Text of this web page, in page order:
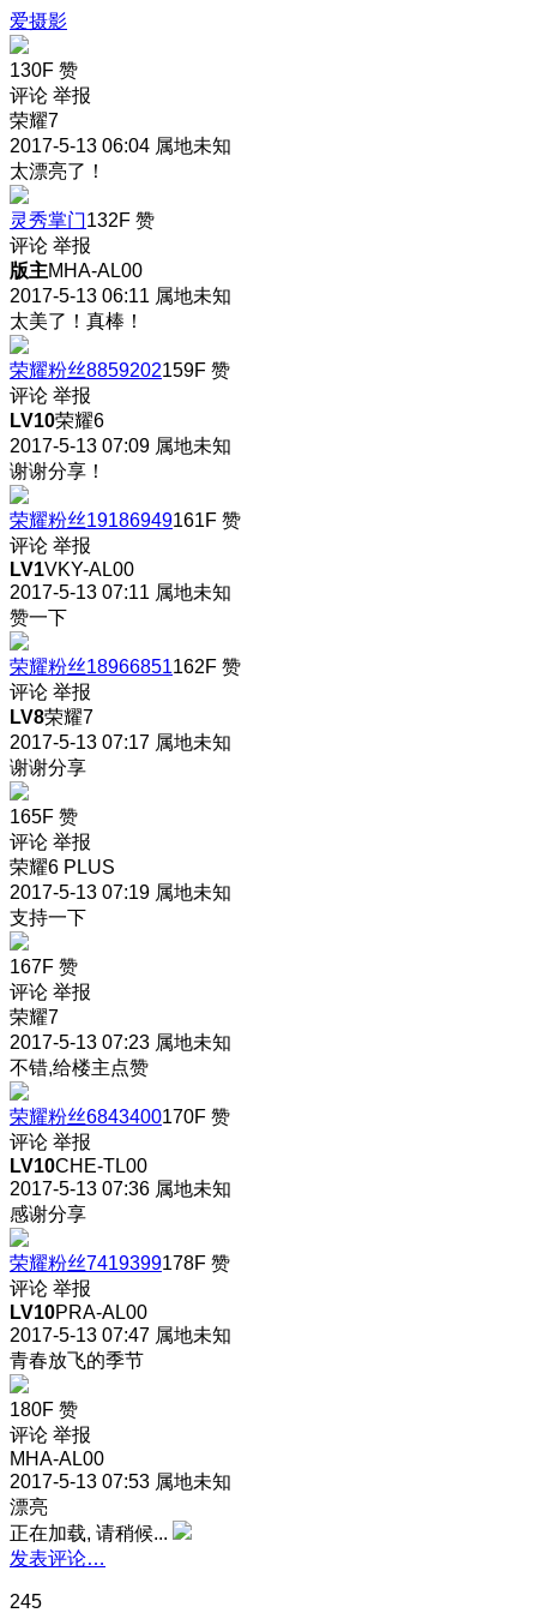
爱摄影
130F 赞
评论 举报
荣耀7
2017-5-13 06:04 属地未知
太漂亮了！
灵秀掌门132F 赞
评论 举报
版主MHA-AL00
2017-5-13 06:11 属地未知
太美了！真棒！
荣耀粉丝8859202159F 赞
评论 举报
LV10荣耀6
2017-5-13 07:09 属地未知
谢谢分享！
荣耀粉丝19186949161F 赞
评论 举报
LV1VKY-AL00
2017-5-13 07:11 属地未知
赞一下
荣耀粉丝18966851162F 赞
评论 举报
LV8荣耀7
2017-5-13 07:17 属地未知
谢谢分享
165F 赞
评论 举报
荣耀6 PLUS
2017-5-13 07:19 属地未知
支持一下
167F 赞
评论 举报
荣耀7
2017-5-13 07:23 属地未知
不错,给楼主点赞
荣耀粉丝6843400170F 赞
评论 举报
LV10CHE-TL00
2017-5-13 07:36 属地未知
感谢分享
荣耀粉丝7419399178F 赞
评论 举报
LV10PRA-AL00
2017-5-13 07:47 属地未知
青春放飞的季节
180F 赞
评论 举报
MHA-AL00
2017-5-13 07:53 属地未知
漂亮
正在加载, 请稍候...
发表评论…
245